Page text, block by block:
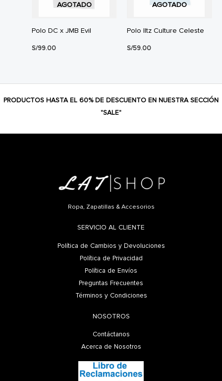
AGOTADO
Polo DC x JMB Evil
S/99.00
AGOTADO
Polo Iltz Culture Celeste
S/59.00
PRODUCTOS HASTA EL 60% DE DESCUENTO EN NUESTRA SECCIÓN
"SALE"
Ropa, Zapatillas & Accesorios
SERVICIO AL CLIENTE
Política de Cambios y Devoluciones
Política de Privacidad
Política de Envíos
Preguntas Frecuentes
Términos y Condiciones
NOSOTROS
Contáctanos
Acerca de Nosotros